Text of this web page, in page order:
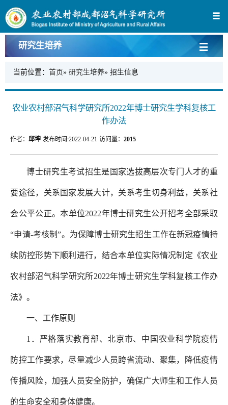
研究生培养
当前位置： 首页» 研究生培养» 招生信息
农业农村部沼气科学研究所2022年博士研究生学科复核工
作办法
作者：邱坤 发布时间:2022-04-21 访问量：2015
博士研究生考试招生是国家选拔高层次专门人才的重
要途径，关系国家发展大计，关系考生切身利益，关系社
会公平公正。本单位2022年博士研究生公开招考全部采取
“申请-考核制”。为保障博士研究生招生工作在新冠疫情持
续防控形势下顺利进行，结合本单位实际情况制定《农业
农村部沼气科学研究所2022年博士研究生学科复核工作办
法》。
一、工作原则
1．严格落实教育部、北京市、中国农业科学院疫情
防控工作要求，尽量减少人员跨省流动、聚集，降低疫情
传播风险，加强人员安全防护，确保广大师生和工作人员
的生命安全和身体健康。